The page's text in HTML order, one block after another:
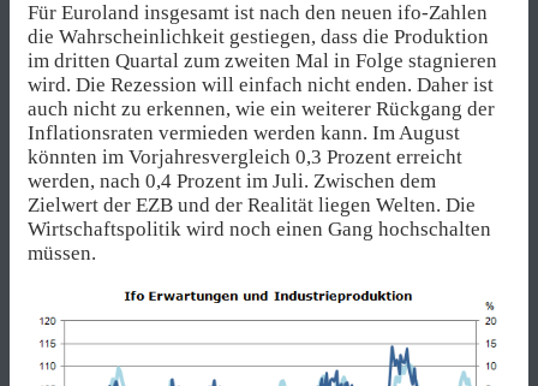
Für Euroland insgesamt ist nach den neuen ifo-Zahlen
die Wahrscheinlichkeit gestiegen, dass die Produktion
im dritten Quartal zum zweiten Mal in Folge stagnieren
wird. Die Rezession will einfach nicht enden. Daher ist
auch nicht zu erkennen, wie ein weiterer Rückgang der
Inflationsraten vermieden werden kann. Im August
könnten im Vorjahresvergleich 0,3 Prozent erreicht
werden, nach 0,4 Prozent im Juli. Zwischen dem
Zielwert der EZB und der Realität liegen Welten. Die
Wirtschaftspolitik wird noch einen Gang hochschalten
müssen.